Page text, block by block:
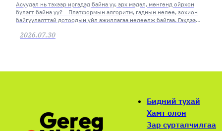
Асуудал нь тэхээр иргэдэд байна уу, эрх мэдэл, мөнгөнд ойрхон
бүлэгт байна уу? Платформын алгоритм, гаднын нөлөө, зохион
байгуулалттай дотоодын үйл ажиллагаа нөлөөлж байгаа. Гэхдээ
2026.07.30
Бидний тухай
Хамт олон
Зар сурталчилгаа